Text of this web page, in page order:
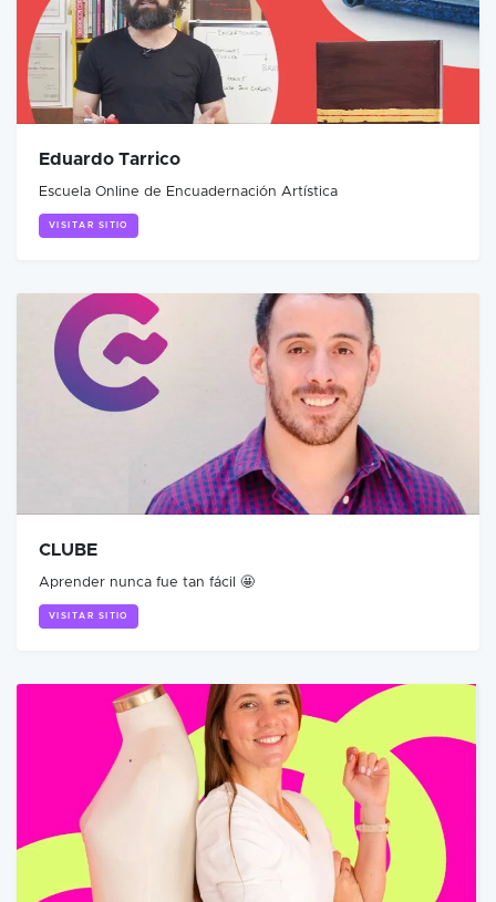
Eduardo Tarrico
Escuela Online de Encuadernación Artística
VISITAR SITIO
CLUBE
Aprender nunca fue tan fácil 🤩
VISITAR SITIO